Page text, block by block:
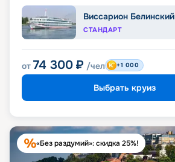
Виссарион Белинский
СТАНДАРТ
от 74 300 ₽ /чел +1 000
Выбрать круиз
«Без раздумий»: скидка 25%!